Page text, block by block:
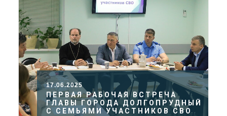
17.06.2025
ПЕРВАЯ РАБОЧАЯ ВСТРЕЧА
ГЛАВЫ ГОРОДА ДОЛГОПРУДНЫЙ
С СЕМЬЯМИ УЧАСТНИКОВ СВО